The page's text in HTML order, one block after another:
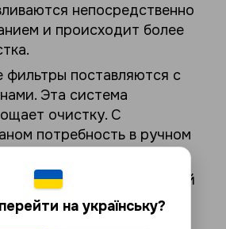
непосредственно
и происходит более
фильтры поставляются с
Эта система
очистку. С
потребность в ручном
снижается.
фильтр сетчатый
минимального контроля.
за изменением
на українську?